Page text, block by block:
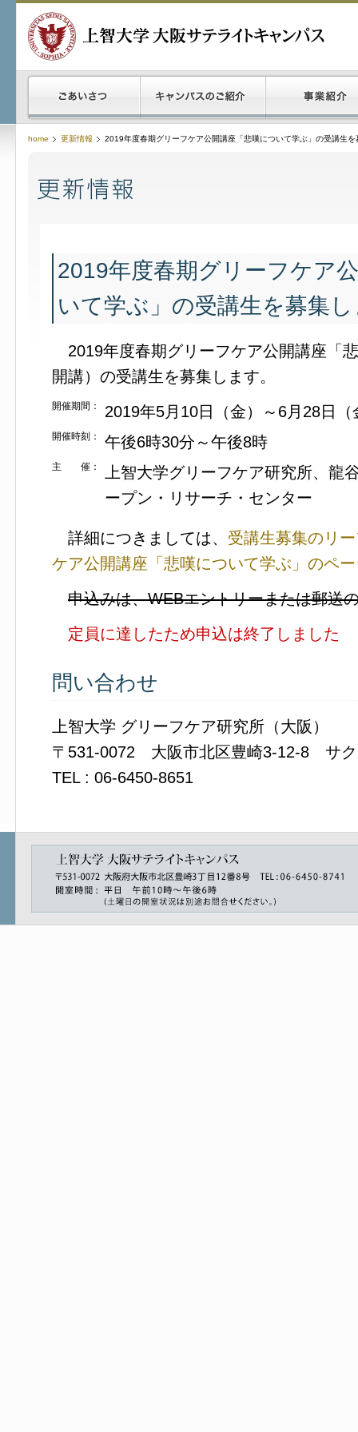
home 更新情報 2019年度春期グリーフケア公開講座「悲嘆について学ぶ」の受講生を
2019年度春期グリーフケア
いて学ぶ」の受講生を募集
2019年度春期グリーフケア公開講座「
開講）の受講生を募集します。
開催期間： 2019年5月10日（金）～6月28日（
開催時刻： 午後6時30分～午後8時
主 催：
上智大学グリーフケア研究所、龍
ープン・リサーチ・センター
詳細につきましては、 受講生募集のリ
ケア公開講座「悲嘆について学ぶ」のペ
申込みは、WEBエントリーまたは郵送
定員に達したため申込は終了しました
問い合わせ
上智大学 グリーフケア研究所（大阪）
〒531-0072 大阪市北区豊崎3‐12‐8 サ
TEL : 06-6450-8651